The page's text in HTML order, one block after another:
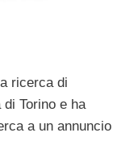
ricerca di
Torino e ha
a un annuncio